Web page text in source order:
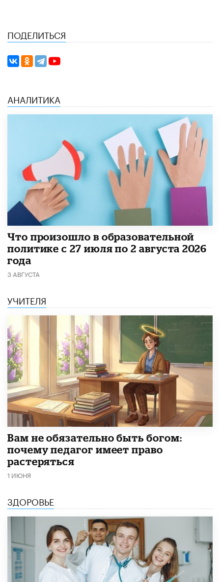
ПОДЕЛИТЬСЯ
АНАЛИТИКА
​Что произошло в образовательной
политике с 27 июля по 2 августа 2026
года
3 АВГУСТА
УЧИТЕЛЯ
​Вам не обязательно быть богом:
почему педагог имеет право
растеряться
1 ИЮНЯ
ЗДОРОВЬЕ